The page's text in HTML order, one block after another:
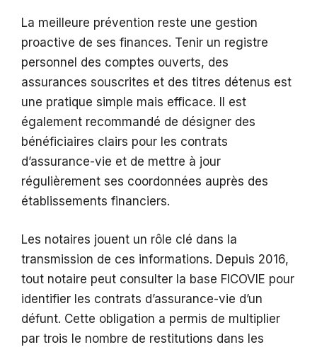
La meilleure prévention reste une gestion
proactive de ses finances. Tenir un registre
personnel des comptes ouverts, des
assurances souscrites et des titres détenus est
une pratique simple mais efficace. Il est
également recommandé de désigner des
bénéficiaires clairs pour les contrats
d’assurance-vie et de mettre à jour
régulièrement ses coordonnées auprès des
établissements financiers.
Les notaires jouent un rôle clé dans la
transmission de ces informations. Depuis 2016,
tout notaire peut consulter la base FICOVIE pour
identifier les contrats d’assurance-vie d’un
défunt. Cette obligation a permis de multiplier
par trois le nombre de restitutions dans les